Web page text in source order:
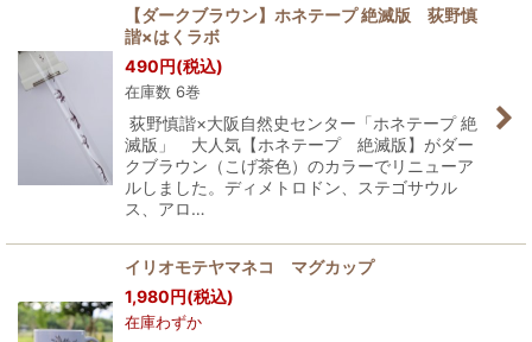
【ダークブラウン】ホネテープ 絶滅版 荻野慎
諧×はくラボ
490円(税込)
在庫数 6巻
荻野慎諧×大阪自然史センター「ホネテープ 絶
滅版」 大人気【ホネテープ 絶滅版】がダー
クブラウン（こげ茶色）のカラーでリニューア
ルしました。ディメトロドン、ステゴサウル
ス、アロ…
イリオモテヤマネコ マグカップ
1,980円(税込)
在庫わずか